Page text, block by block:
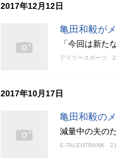
2017年12月12日
亀田和毅が
「今回は新た
デイリースポーツ
2017年10月17日
亀田和毅の
減量中の夫の
E-TALENTBANK